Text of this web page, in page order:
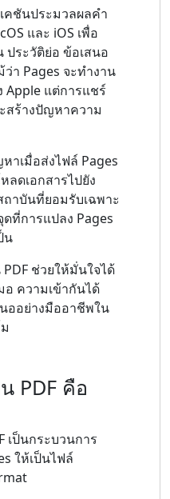
คชันประมวลผลคำ
และ iOS เพื่อ
ประวัติย่อ ข้อเสนอ
า Pages จะทำงาน
Apple แต่การแชร์
สร้างปัญหาความ
าเมื่อส่งไฟล์ Pages
ลดเอกสารไปยัง
ถาบันที่ยอมรับเฉพาะ
ที่การแปลง Pages
น
ช่วยให้มั่นใจได้
อ ความเข้ากันได้
ออย่างมืออาชีพใน
PDF คือ
เป็นกระบวนการ
ให้เป็นไฟล์